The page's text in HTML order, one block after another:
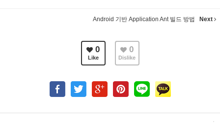
Android 기반 Application Ant 빌드 방법 Next
0
Like
0
Dislike